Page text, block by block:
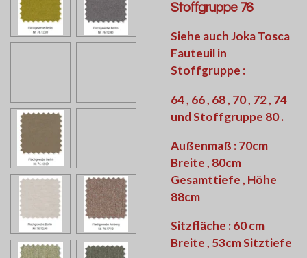
Stoffgruppe 76
Siehe auch Joka Tosca
Fauteuil in
Stoffgruppe :
64 , 66 , 68 , 70 , 72 , 74
und Stoffgruppe 80 .
Außenmaß : 70cm
Breite , 80cm
Gesamttiefe , Höhe
88cm
Sitzfläche : 60 cm
Breite , 53cm Sitztiefe